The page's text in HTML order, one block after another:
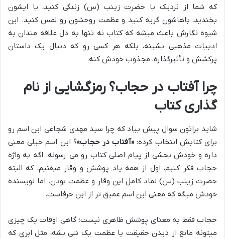
که شما از نزدیک با حضرت زینب (س) زندگی کنید، با ایشون
بخندید، باهاشون گریه کنید و عظمت روحشون رو لمس کنید. این
شیوه نگارش باعث میشه که کتاب نه تنها به دل علاقه مندان به
ادبیات مذهبی بشینه، بلکه هر کسی رو که دنبال یک داستان
پرکشش و تأثیرگذاره، مجذوب خودش کنه.
چرا آفتاب در حجاب؟ رمزگشایی از نام
گذاری کتاب
شاید براتون سوال پیش بیاد که چرا سید مهدی شجاعی این اسم رو
برای کتابش انتخاب کرده: «آفتاب در حجاب»؟ این اسم خیلی معنی
داره و خودش بخشی از پیام اصلی کتاب رو می رسونه. اگه به واژه
حجاب فکر کنیم، اول از همه یاد پوشش و وقار میفتیم، که البته
حضرت زینب (س) نماد کامل این وقار و عظمت بودن. اما نویسنده
خودش میگه که معنی این اسم عمیق تر از این حرفاست.
حجاب فقط به معنای پوشش ظاهری نیست؛ گاهی اوقات یک چیزی
میتونه مانع از دیدن حقیقت یا عظمت یک شی بشه، مثل ابری که